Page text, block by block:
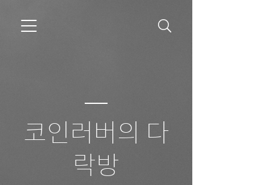
코인러버의 다
락방